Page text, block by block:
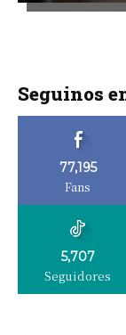
Seguinos
77,195
Fans
5,707
Seguidores